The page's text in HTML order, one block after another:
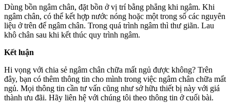
Dùng bồn ngâm chân, đặt bồn ở vị trí bằng phẳng khi ngâm. Khi
ngâm chân, có thể kết hợp nước nóng hoặc một trong số các nguyên
liệu ở trên để ngâm chân. Trong quá trình ngâm thì thư giãn. Lau
khô chân sau khi kết thúc quy trình ngâm.
Kết luận
Hi vọng với chia sẻ ngâm chân chữa mất ngủ được không? Trên
đây, bạn có thêm thông tin cho mình trong việc ngâm chân chữa mất
ngủ. Mọi thông tin cần tư vấn cũng như sở hữu thiết bị này với giá
thành ưu đãi. Hãy liên hệ với chúng tôi theo thông tin ở cuối bài.